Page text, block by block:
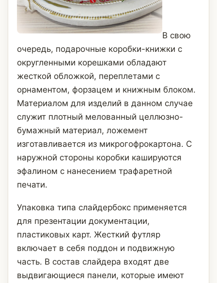
В свою
очередь, подарочные коробки-книжки с
округленными корешками обладают
жесткой обложкой, переплетами с
орнаментом, форзацем и книжным блоком.
Материалом для изделий в данном случае
служит плотный мелованный целлюзно-
бумажный материал, ложемент
изготавливается из микрогофрокартона. С
наружной стороны коробки кашируются
эфалином с нанесением трафаретной
печати.
Упаковка типа слайдербокс применяется
для презентации документации,
пластиковых карт. Жесткий футляр
включает в себя поддон и подвижную
часть. В состав слайдера входят две
выдвигающиеся панели, которые имеют